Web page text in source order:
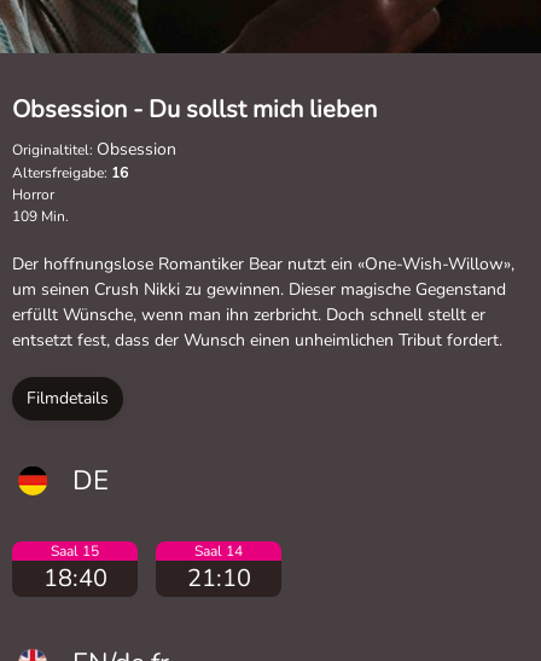
Obsession - Du sollst mich lieben
Originaltitel: Obsession
Altersfreigabe: 16
Horror
109 Min.
Der hoffnungslose Romantiker Bear nutzt ein «One-Wish-Willow»,
um seinen Crush Nikki zu gewinnen. Dieser magische Gegenstand
erfüllt Wünsche, wenn man ihn zerbricht. Doch schnell stellt er
entsetzt fest, dass der Wunsch einen unheimlichen Tribut fordert.
Filmdetails
DE
Saal 15
18:40
Saal 14
21:10